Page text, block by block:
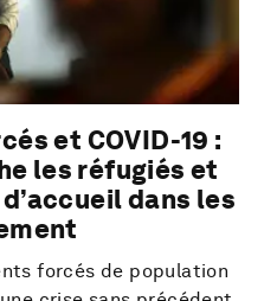
et COVID-19 :
les réfugiés et
dans les
forcés de population